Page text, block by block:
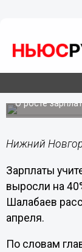
Более 51
О росте
Нижний
Зарплаты
выросли на
Шалабаев
апреля.
По словам